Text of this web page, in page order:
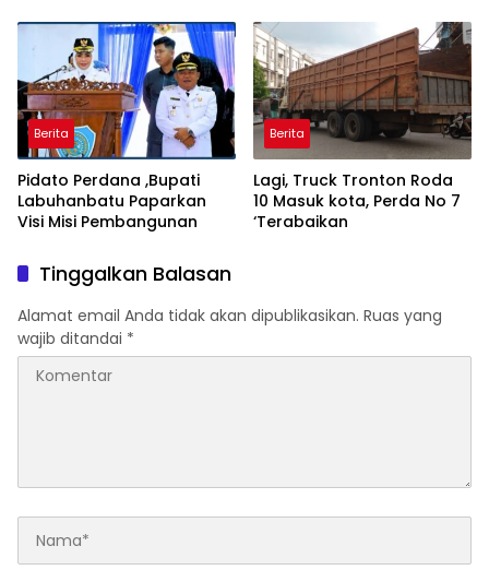
Berita
Pidato Perdana ,Bupati
Labuhanbatu Paparkan
Visi Misi Pembangunan
Berita
Lagi, Truck Tronton Roda
10 Masuk kota, Perda No 7
‘Terabaikan
Tinggalkan Balasan
Alamat email Anda tidak akan dipublikasikan. Ruas yang
wajib ditandai *